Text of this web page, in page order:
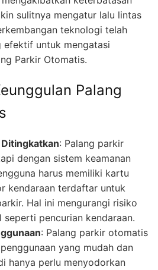
sulitnya mengatur lalu lintas
teknologi telah
efektif untuk mengatasi
Parkir Otomatis.
Palang
: Palang parkir
dengan sistem keamanan
harus memiliki kartu
kendaraan terdaftar untuk
Hal ini mengurangi risiko
seperti pencurian kendaraan.
: Palang parkir otomatis
yang mudah dan
hanya perlu menyodorkan